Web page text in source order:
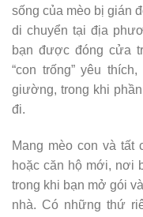
sống của mèo bị gián
di chuyển tại địa
bạn được đóng cửa
“con trống” yêu
giường, trong khi
đi.
Mang mèo con và tất
hoặc căn hộ mới, nơi
trong khi bạn mở gói
nhà. Có những thứ